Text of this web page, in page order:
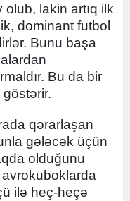
lakin artıq ilk
dominant futbol
Bunu başa
Bu da bir
göstərir.
qərarlaşan
gələcək üçün
olduğunu
ilə heç-heçə